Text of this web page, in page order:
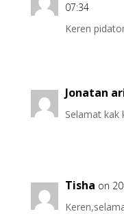
07:34
Keren
Jonatan
Selamat kak
Tisha on